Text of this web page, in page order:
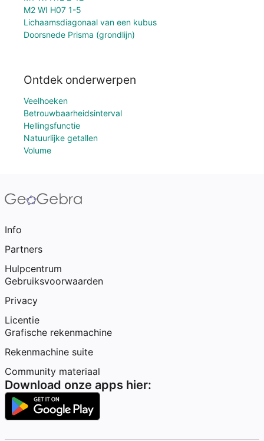
M2 WI H07 1-5
Lichaamsdiagonaal van een kubus
Doorsnede Prisma (grondlijn)
Ontdek onderwerpen
Veelhoeken
Betrouwbaarheidsinterval
Hellingsfunctie
Natuurlijke getallen
Volume
Info
Partners
Hulpcentrum
Gebruiksvoorwaarden
Privacy
Licentie
Grafische rekenmachine
Rekenmachine suite
Community materiaal
Download onze apps hier: